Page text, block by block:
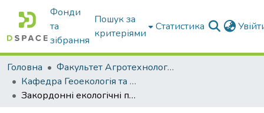
Фонди
та
зібрання
Пошук за
критеріями
Статистика
Головна
Факультет Агротехнологій та екології
Кафедра Геоекологія та землеустрій
Закордонні екологічні практики у периферійному вузі та їх значення для професійної підготовки